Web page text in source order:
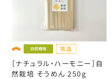
［ナチュラル・ハーモニー］自
然栽培 そうめん 250g